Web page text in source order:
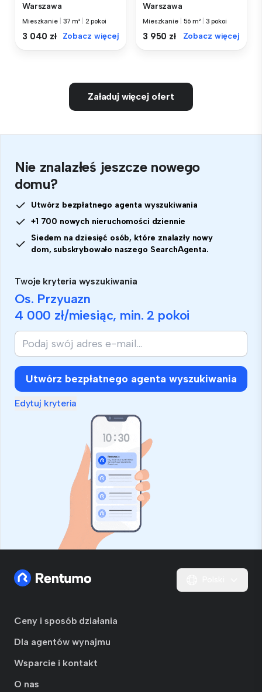
Warszawa
Mieszkanie 37 m² 2 pokoi
3 040 zł Zobacz więcej
Warszawa
Mieszkanie 56 m² 3 pokoi
3 950 zł Zobacz więcej
Załaduj więcej ofert
Nie znalazłeś jeszcze nowego
domu?
Utwórz bezpłatnego agenta wyszukiwania
+1 700 nowych nieruchomości dziennie
Siedem na dziesięć osób, które znalazły nowy
dom, subskrybowało naszego SearchAgenta.
Twoje kryteria wyszukiwania
Os. Przyuazn
4 000 zł/miesiąc, min. 2 pokoi
Utwórz bezpłatnego agenta wyszukiwania
Edytuj kryteria
Ceny i sposób działania
Dla agentów wynajmu
Wsparcie i kontakt
O nas